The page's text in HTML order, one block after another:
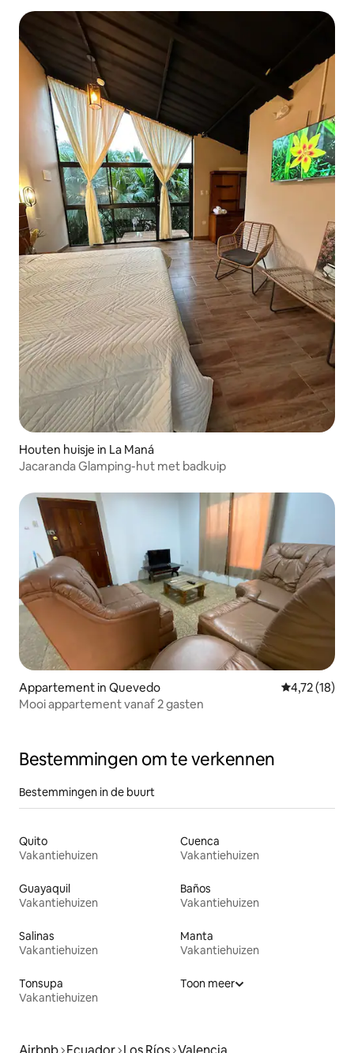
Houten huisje in La Maná
Jacaranda Glamping-hut met badkuip
Appartement in Quevedo Gemiddelde
4,72 (18)
Mooi appartement vanaf 2 gasten
Bestemmingen om te verkennen
Bestemmingen in de buurt
Quito
Vakantiehuizen
Cuenca
Vakantiehuizen
Guayaquil
Vakantiehuizen
Baños
Vakantiehuizen
Salinas
Vakantiehuizen
Manta
Vakantiehuizen
Tonsupa
Vakantiehuizen
Toon meer